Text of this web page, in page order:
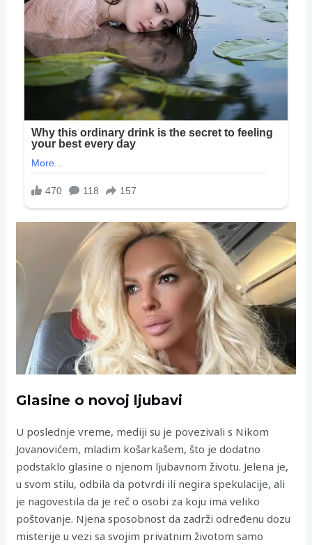
Glasine o novoj ljubavi
U poslednje vreme, mediji su je povezivali s Nikom
Jovanovićem, mladim košarkašem, što je dodatno
podstaklo glasine o njenom ljubavnom životu. Jelena je,
u svom stilu, odbila da potvrdi ili negira spekulacije, ali
je nagovestila da je reč o osobi za koju ima veliko
poštovanje. Njena sposobnost da zadrži određenu dozu
misterije u vezi sa svojim privatnim životom samo